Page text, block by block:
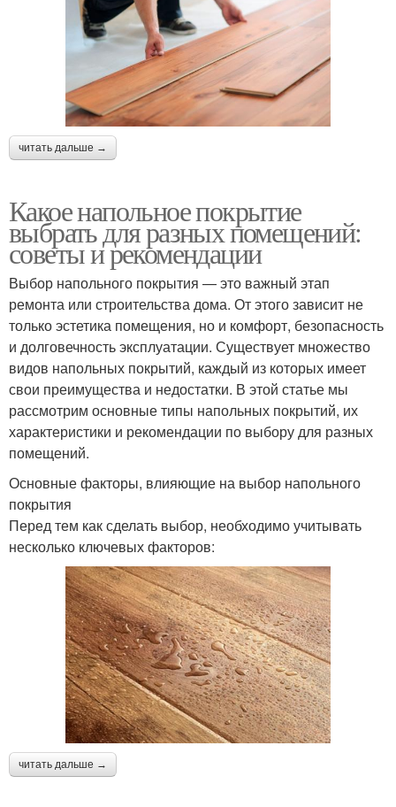
читать дальше →
Какое напольное покрытие
выбрать для разных помещений:
советы и рекомендации
Выбор напольного покрытия — это важный этап
ремонта или строительства дома. От этого зависит не
только эстетика помещения, но и комфорт, безопасность
и долговечность эксплуатации. Существует множество
видов напольных покрытий, каждый из которых имеет
свои преимущества и недостатки. В этой статье мы
рассмотрим основные типы напольных покрытий, их
характеристики и рекомендации по выбору для разных
помещений.
Основные факторы, влияющие на выбор напольного
покрытия
Перед тем как сделать выбор, необходимо учитывать
несколько ключевых факторов:
читать дальше →